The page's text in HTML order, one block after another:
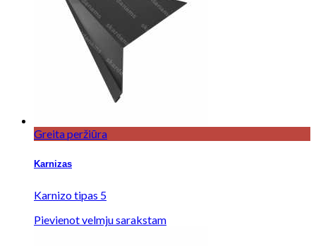
Greita peržiūra
Karnizas
Karnizo tipas 5
Pievienot velmju sarakstam